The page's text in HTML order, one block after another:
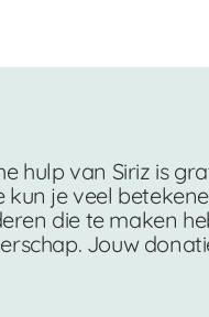
hulp van Siriz is
kun je veel
die te maken
Jouw